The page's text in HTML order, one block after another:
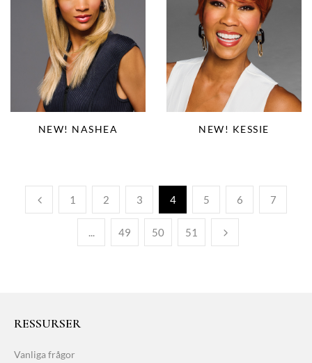
NEW! NASHEA NEW! KESSIE
1 2 3 4 5 6 7
... 49 50 51
RESSURSER
Vanliga frågor